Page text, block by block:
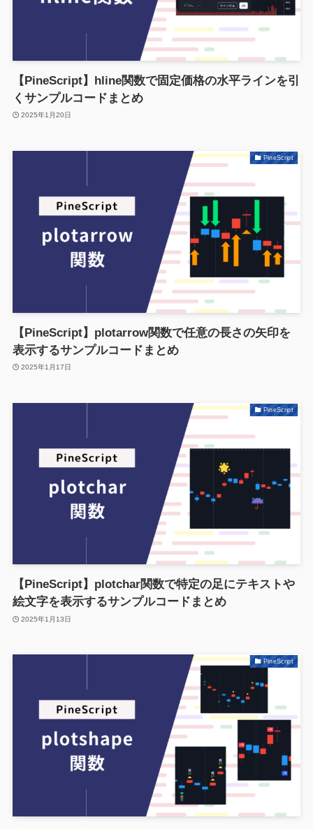
【PineScript】hline関数で固定価格の水平ラインを引
くサンプルコードまとめ
2025年1月20日
PineScript
【PineScript】plotarrow関数で任意の長さの矢印を
表示するサンプルコードまとめ
2025年1月17日
PineScript
【PineScript】plotchar関数で特定の足にテキストや
絵文字を表示するサンプルコードまとめ
2025年1月13日
PineScript